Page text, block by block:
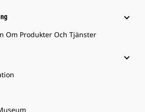
Om Produkter Och Tjänster